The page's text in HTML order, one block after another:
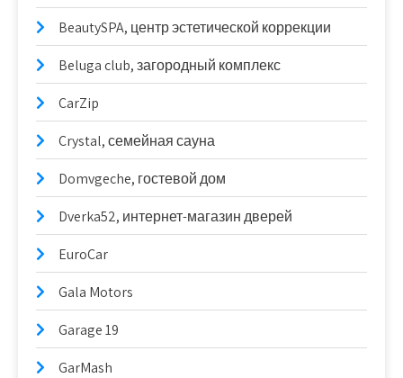
BeautySPA, центр эстетической коррекции
Beluga club, загородный комплекс
CarZip
Crystal, семейная сауна
Domvgeche, гостевой дом
Dverka52, интернет-магазин дверей
EuroCar
Gala Motors
Garage 19
GarMash